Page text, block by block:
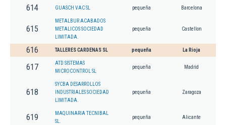
614 GUASCH VAC SL pequeña Barcelona
615
METALBUR ACABADOS
METALICOS SOCIEDAD
LIMITADA.
pequeña Castellon
616 TALLERES CARDENAS SL pequeña La Rioja
617
ATD SISTEMAS
MICROCONTROL SL
pequeña Madrid
618
SYCBA DESARROLLOS
INDUSTRIALES SOCIEDAD
LIMITADA.
pequeña Zaragoza
619
MAQUINARIA TECNIBAL
SL.
pequeña Alicante